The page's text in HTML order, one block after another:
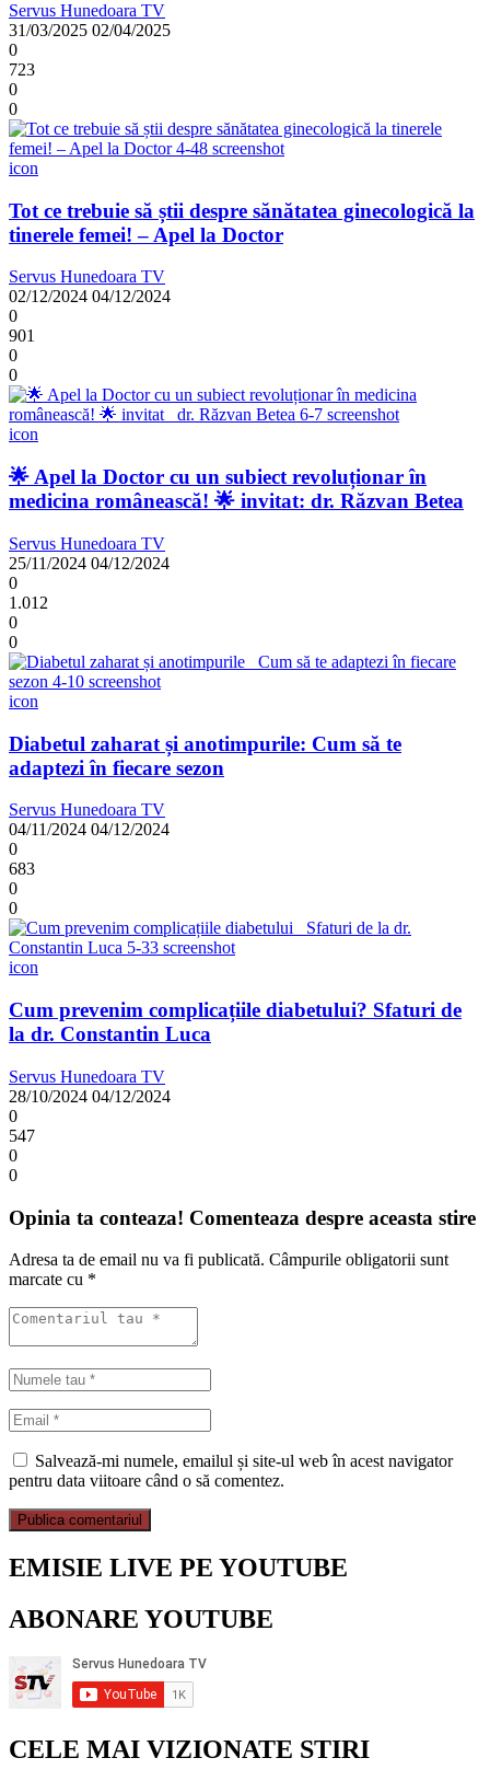
Servus Hunedoara TV
31/03/2025 02/04/2025
0
723
0
0
icon
Tot ce trebuie să știi despre sănătatea ginecologică la
tinerele femei! – Apel la Doctor
Servus Hunedoara TV
02/12/2024 04/12/2024
0
901
0
0
icon
🌟 Apel la Doctor cu un subiect revoluționar în
medicina românească! 🌟 invitat: dr. Răzvan Betea
Servus Hunedoara TV
25/11/2024 04/12/2024
0
1.012
0
0
icon
Diabetul zaharat și anotimpurile: Cum să te
adaptezi în fiecare sezon
Servus Hunedoara TV
04/11/2024 04/12/2024
0
683
0
0
icon
Cum prevenim complicațiile diabetului? Sfaturi de
la dr. Constantin Luca
Servus Hunedoara TV
28/10/2024 04/12/2024
0
547
0
0
Opinia ta conteaza! Comenteaza despre aceasta stire
Adresa ta de email nu va fi publicată. Câmpurile obligatorii sunt
marcate cu *
Salvează-mi numele, emailul și site-ul web în acest navigator
pentru data viitoare când o să comentez.
EMISIE LIVE PE YOUTUBE
ABONARE YOUTUBE
CELE MAI VIZIONATE STIRI